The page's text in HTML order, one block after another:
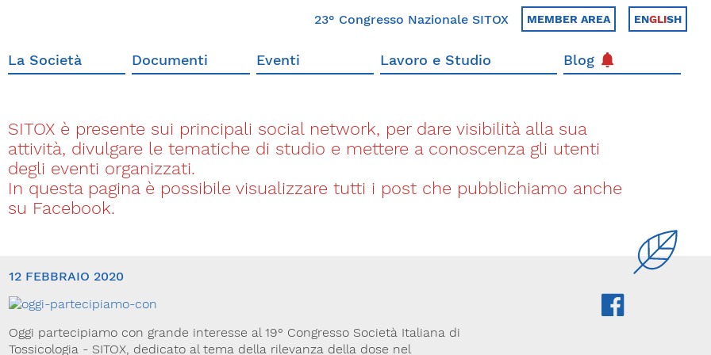
23° Congresso Nazionale SITOX MEMBER AREA ENGLISH
La Società Documenti Eventi Lavoro e Studio Blog
SITOX è presente sui principali social network, per dare visibilità alla sua
attività, divulgare le tematiche di studio e mettere a conoscenza gli utenti
degli eventi organizzati.
In questa pagina è possibile visualizzare tutti i post che pubblichiamo anche
su Facebook.
12 FEBBRAIO 2020
Oggi partecipiamo con grande interesse al 19° Congresso Società Italiana di
Tossicologia - SITOX, dedicato al tema della rilevanza della dose nel